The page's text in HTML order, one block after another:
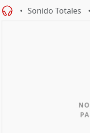
Sonido Totales